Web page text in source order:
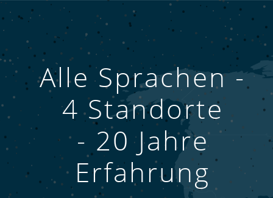
Alle Sprachen -
4 Standorte
- 20 Jahre
Erfahrung